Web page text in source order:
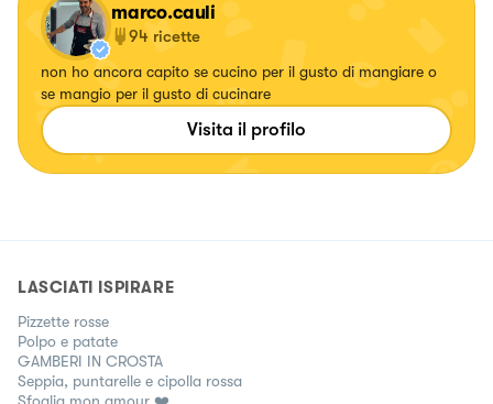
marco.cauli
94 ricette
non ho ancora capito se cucino per il gusto di mangiare o
se mangio per il gusto di cucinare
Visita il profilo
LASCIATI ISPIRARE
Pizzette rosse
Polpo e patate
GAMBERI IN CROSTA
Seppia, puntarelle e cipolla rossa
Sfoglia mon amour ❤️